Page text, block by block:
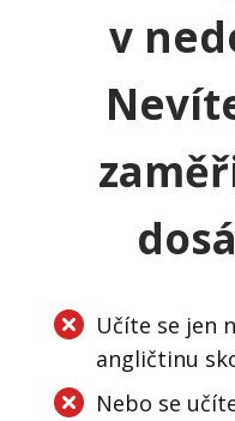
v
Učíte se jen
angličtinu
Nebo se